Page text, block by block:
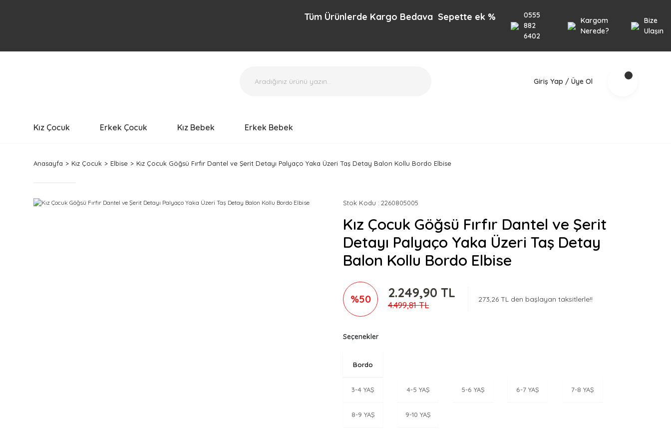
Tüm Ürünlerde Kargo Bedava Sepette ek %10 İndirim 1000TL üzeri alışverişlerinizde
0555
882
6402
Kargom
Nerede?
Bize
Ulaşın
Giriş Yap / Üye Ol
Kız Çocuk Erkek Çocuk Kız Bebek Erkek Bebek
Anasayfa Kız Çocuk Elbise Kız Çocuk Göğsü Fırfır Dantel ve Şerit Detayı Palyaço Yaka Üzeri Taş Detay Balon Kollu Bordo Elbise
Stok Kodu 2260805005
Kız Çocuk Göğsü Fırfır Dantel ve Şerit
Detayı Palyaço Yaka Üzeri Taş Detay
Balon Kollu Bordo Elbise
%50 2.249,90 TL
4.499,81 TL
273,26 TL den başlayan taksitlerle!!
Seçenekler
Bordo
3-4 YAŞ 4-5 YAŞ 5-6 YAŞ 6-7 YAŞ 7-8 YAŞ
8-9 YAŞ 9-10 YAŞ